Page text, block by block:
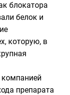
блокатора
белок и
которую, в
препарата